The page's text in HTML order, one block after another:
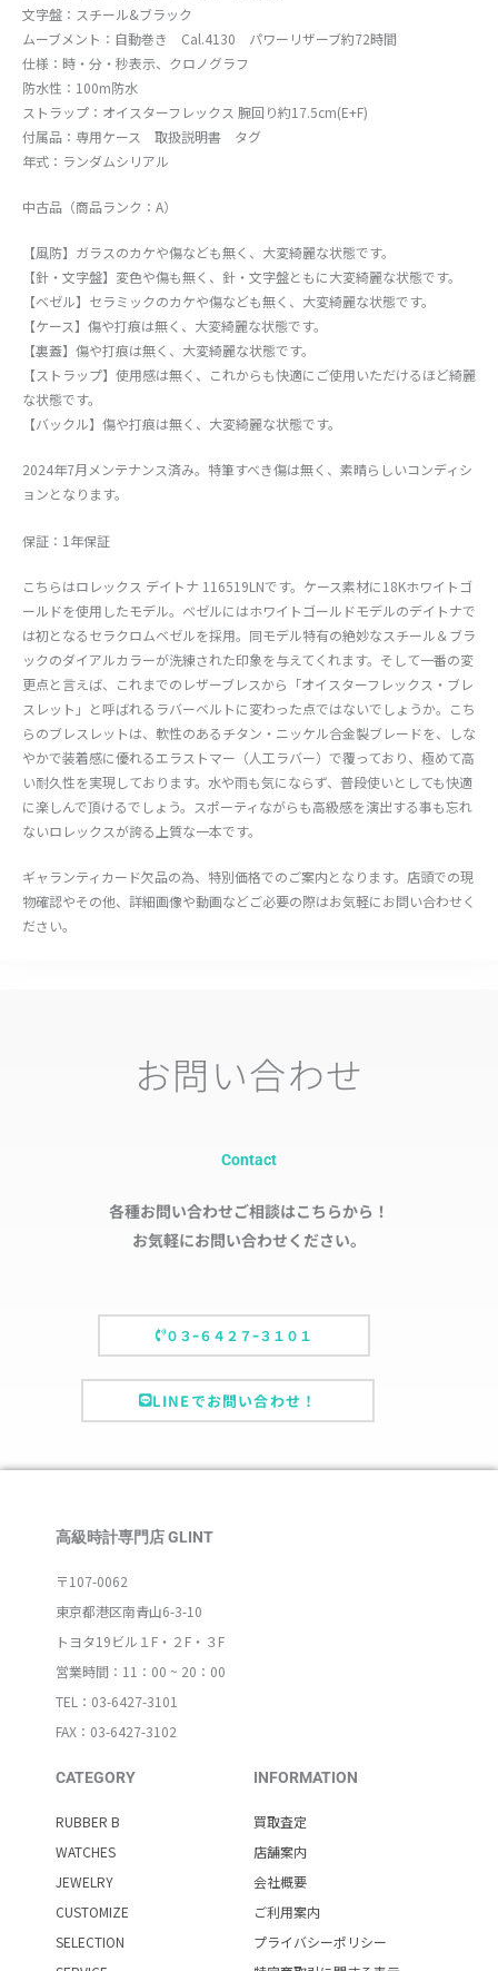
文字盤：スチール&ブラック
ムーブメント：自動巻き Cal.4130 パワーリザーブ約72時間
仕様：時・分・秒表示、クロノグラフ
防水性：100m防水
ストラップ：オイスターフレックス 腕回り約17.5cm(E+F)
付属品：専用ケース 取扱説明書 タグ
年式：ランダムシリアル
中古品（商品ランク：A）
【風防】ガラスのカケや傷なども無く、大変綺麗な状態です。
【針・文字盤】変色や傷も無く、針・文字盤ともに大変綺麗な状態です。
【ベゼル】セラミックのカケや傷なども無く、大変綺麗な状態です。
【ケース】傷や打痕は無く、大変綺麗な状態です。
【裏蓋】傷や打痕は無く、大変綺麗な状態です。
【ストラップ】使用感は無く、これからも快適にご使用いただけるほど綺麗
な状態です。
【バックル】傷や打痕は無く、大変綺麗な状態です。
2024年7月メンテナンス済み。特筆すべき傷は無く、素晴らしいコンディシ
ョンとなります。
保証：1年保証
こちらはロレックス デイトナ 116519LNです。ケース素材に18Kホワイトゴ
ールドを使用したモデル。ベゼルにはホワイトゴールドモデルのデイトナで
は初となるセラクロムベゼルを採用。同モデル特有の絶妙なスチール＆ブラ
ックのダイアルカラーが洗練された印象を与えてくれます。そして一番の変
更点と言えば、これまでのレザーブレスから「オイスターフレックス・ブレ
スレット」と呼ばれるラバーベルトに変わった点ではないでしょうか。こち
らのブレスレットは、軟性のあるチタン・ニッケル合金製ブレードを、しな
やかで装着感に優れるエラストマー（人工ラバー）で覆っており、極めて高
い耐久性を実現しております。水や雨も気にならず、普段使いとしても快適
に楽しんで頂けるでしょう。スポーティながらも高級感を演出する事も忘れ
ないロレックスが誇る上質な一本です。
ギャランティカード欠品の為、特別価格でのご案内となります。店頭での現
物確認やその他、詳細画像や動画などご必要の際はお気軽にお問い合わせく
ださい。
お問い合わせ
Contact
各種お問い合わせご相談はこちらから！
お気軽にお問い合わせください。
０３ｰ６４２７ｰ３１０１
LINEでお問い合わせ！
高級時計専門店 GLINT
〒107-0062
東京都港区南青山6-3-10
トヨタ19ビル１F・２F・３F
営業時間：11：00 ~ 20：00
TEL：03-6427-3101
FAX：03-6427-3102
CATEGORY
RUBBER B
WATCHES
JEWELRY
CUSTOMIZE
SELECTION
INFORMATION
買取査定
店舗案内
会社概要
ご利用案内
プライバシーポリシー